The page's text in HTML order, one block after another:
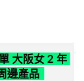
大阪女 2 年
邊產品